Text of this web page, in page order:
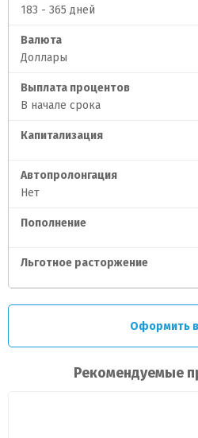
183 - 365 дней
Валюта
Доллары
Выплата процентов
В начале срока
Капитализация
Автопролонгация
Нет
Пополнение
Льготное расторжение
Оформить
Рекомендуемые